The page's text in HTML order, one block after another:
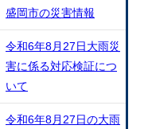
盛岡市の災害情報
令和6年8月27日大雨災
害に係る対応検証につ
いて
令和6年8月27日の大雨